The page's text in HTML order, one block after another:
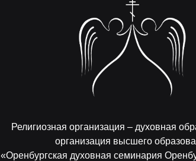
Религиозная организация – духовная
организация высшего
«Оренбургская духовная семинария